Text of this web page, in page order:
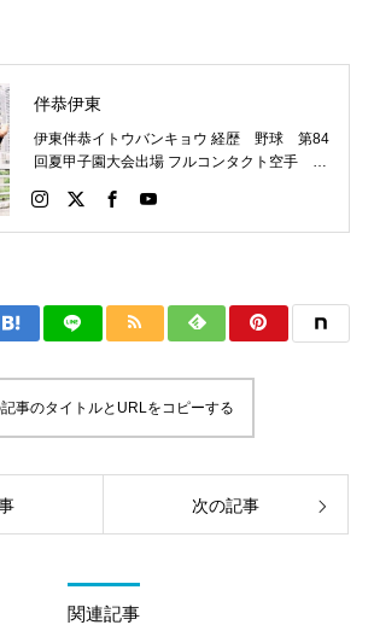
伴恭伊東
伊東伴恭イトウバンキョウ 経歴 野球 第84
回夏甲子園大会出場 フルコンタクト空手 日
パーライト級新人王 FOKウェルター級王者
WMCライト級日本王者 トレーニング依頼は
事のタイトルとURLをコピーする
次の記事
関連記事